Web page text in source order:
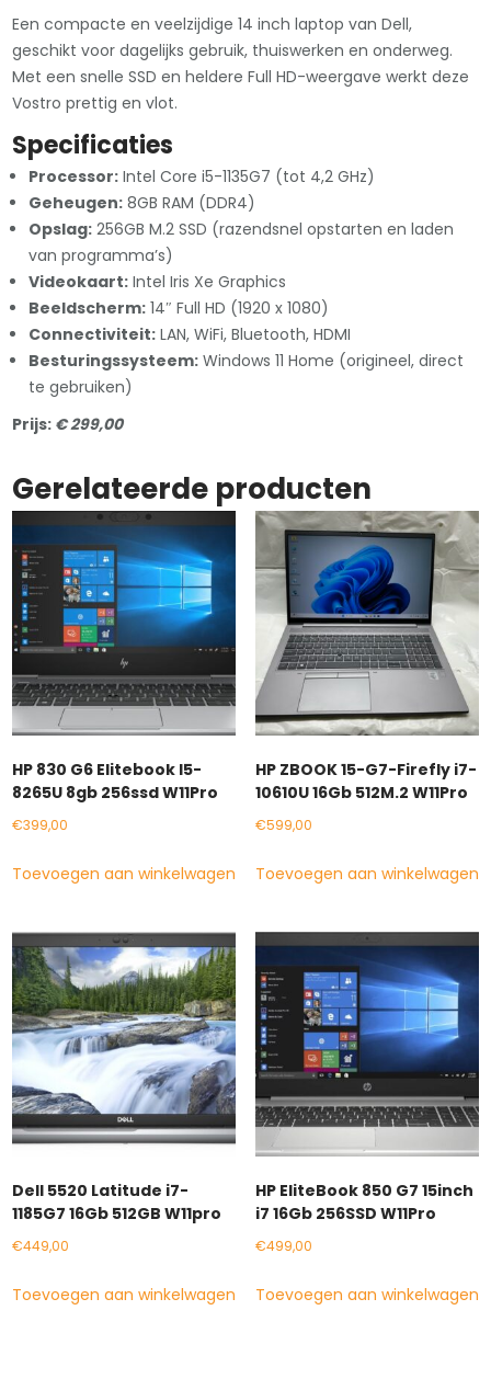
Een compacte en veelzijdige 14 inch laptop van Dell,
geschikt voor dagelijks gebruik, thuiswerken en onderweg.
Met een snelle SSD en heldere Full HD-weergave werkt deze
Vostro prettig en vlot.
Specificaties
Processor: Intel Core i5-1135G7 (tot 4,2 GHz)
Geheugen: 8GB RAM (DDR4)
Opslag: 256GB M.2 SSD (razendsnel opstarten en laden
van programma’s)
Videokaart: Intel Iris Xe Graphics
Beeldscherm: 14″ Full HD (1920 x 1080)
Connectiviteit: LAN, WiFi, Bluetooth, HDMI
Besturingssysteem: Windows 11 Home (origineel, direct
te gebruiken)
Prijs: € 299,00
Gerelateerde producten
HP 830 G6 Elitebook I5-
8265U 8gb 256ssd W11Pro
€399,00
Toevoegen aan winkelwagen
HP ZBOOK 15-G7-Firefly i7-
10610U 16Gb 512M.2 W11Pro
€599,00
Toevoegen aan winkelwagen
Dell 5520 Latitude i7-
1185G7 16Gb 512GB W11pro
€449,00
Toevoegen aan winkelwagen
HP EliteBook 850 G7 15inch
i7 16Gb 256SSD W11Pro
€499,00
Toevoegen aan winkelwagen